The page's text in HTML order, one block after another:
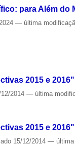
para Além do
— última
2015 e 2016"
12/2014— última
2015 e
15/12/2014—